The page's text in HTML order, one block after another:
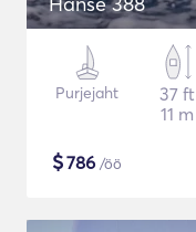
Purjejaht
37 ft
11 m
$786 /öö